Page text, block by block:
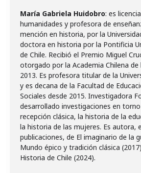
María Gabriela Huidobro: es
humanidades y profesora de
mención en historia, por la
doctora en historia por la Pontificia
de Chile. Recibió el Premio Miguel
otorgado por la Academia Chilena de
2013. Es profesora titular de la
y es decana de la Facultad de
Sociales desde 2015. Investigadora
desarrollado investigaciones en
recepción clásica, la historia de la
la historia de las mujeres. Es autora,
publicaciones, de El imaginario de la
Mundo épico y tradición clásica
Historia de Chile (2024).